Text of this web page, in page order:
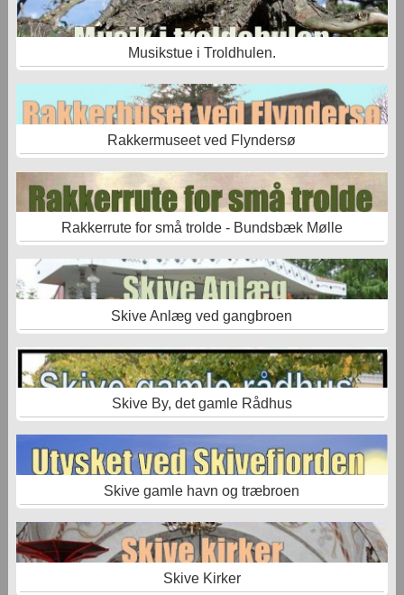
Musikstue i Troldhulen.
Rakkermuseet ved Flyndersø
Rakkerrute for små trolde - Bundsbæk Mølle
Skive Anlæg ved gangbroen
Skive By, det gamle Rådhus
Skive gamle havn og træbroen
Skive Kirker